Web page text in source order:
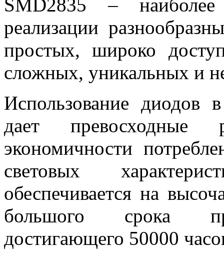
SMD2835 –
реализации
простых, широко
сложных, уникальных и
Использование диодов
дает
экономичности
световых
обеспечивается на
большого срока
достигающего 50000